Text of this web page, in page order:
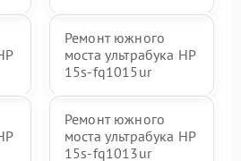
Ремонт южного
моста ультрабука HP
15s-fq1015ur
Ремонт южного
моста ультрабука HP
15s-fq1013ur